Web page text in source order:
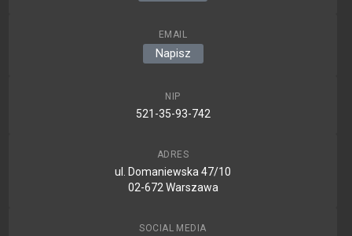
EMAIL
Napisz
NIP
521-35-93-742
ADRES
ul. Domaniewska 47/10
02-672 Warszawa
SOCIAL MEDIA